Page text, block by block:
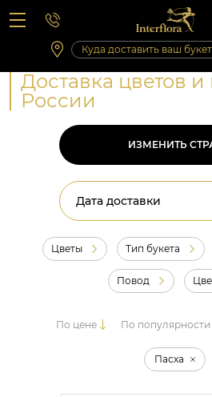
Вопросы-ответы
Сб 10:00 ‐ 14:00
Выходные и праздничные дни
Доставка цветов
России
ИЗМЕНИТЬ
Дата доставки
Цветы Тип букета
Повод
По цене По популярности
Пасха